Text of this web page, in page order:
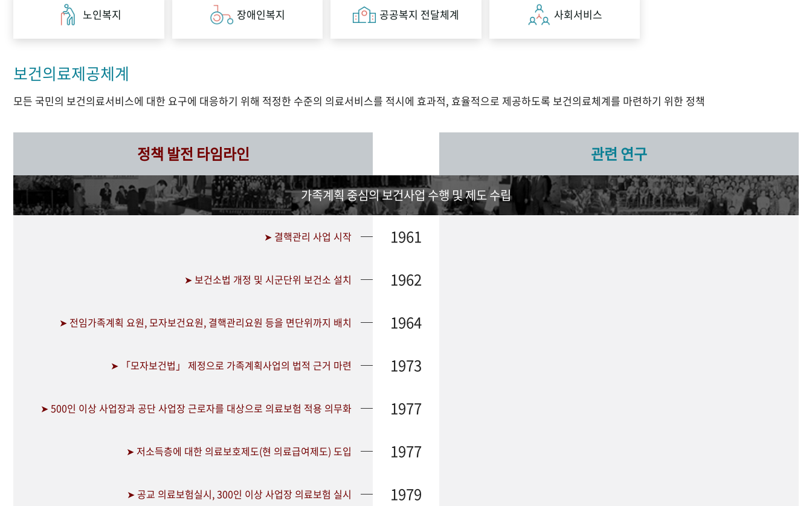
노인복지 장애인복지 공공복지 전달체계 사회서비스
보건의료제공체계
모든 국민의 보건의료서비스에 대한 요구에 대응하기 위해 적정한 수준의 의료서비스를 적시에 효과적, 효율적으로 제공하도록 보건의료체계를 마련하기 위한 정책
정책 발전 타임라인 관련 연구
가족계획 중심의 보건사업 수행 및 제도 수립
➤ 결핵관리 사업 시작 1961
➤ 보건소법 개정 및 시군단위 보건소 설치 1962
➤ 전임가족계획 요원, 모자보건요원, 결핵관리요원 등을 면단위까지 배치 1964
➤ 「모자보건법」 제정으로 가족계획사업의 법적 근거 마련 1973
➤ 500인 이상 사업장과 공단 사업장 근로자를 대상으로 의료보험 적용 의무화 1977
➤ 저소득층에 대한 의료보호제도(현 의료급여제도) 도입 1977
➤ 공교 의료보험실시, 300인 이상 사업장 의료보험 실시 1979